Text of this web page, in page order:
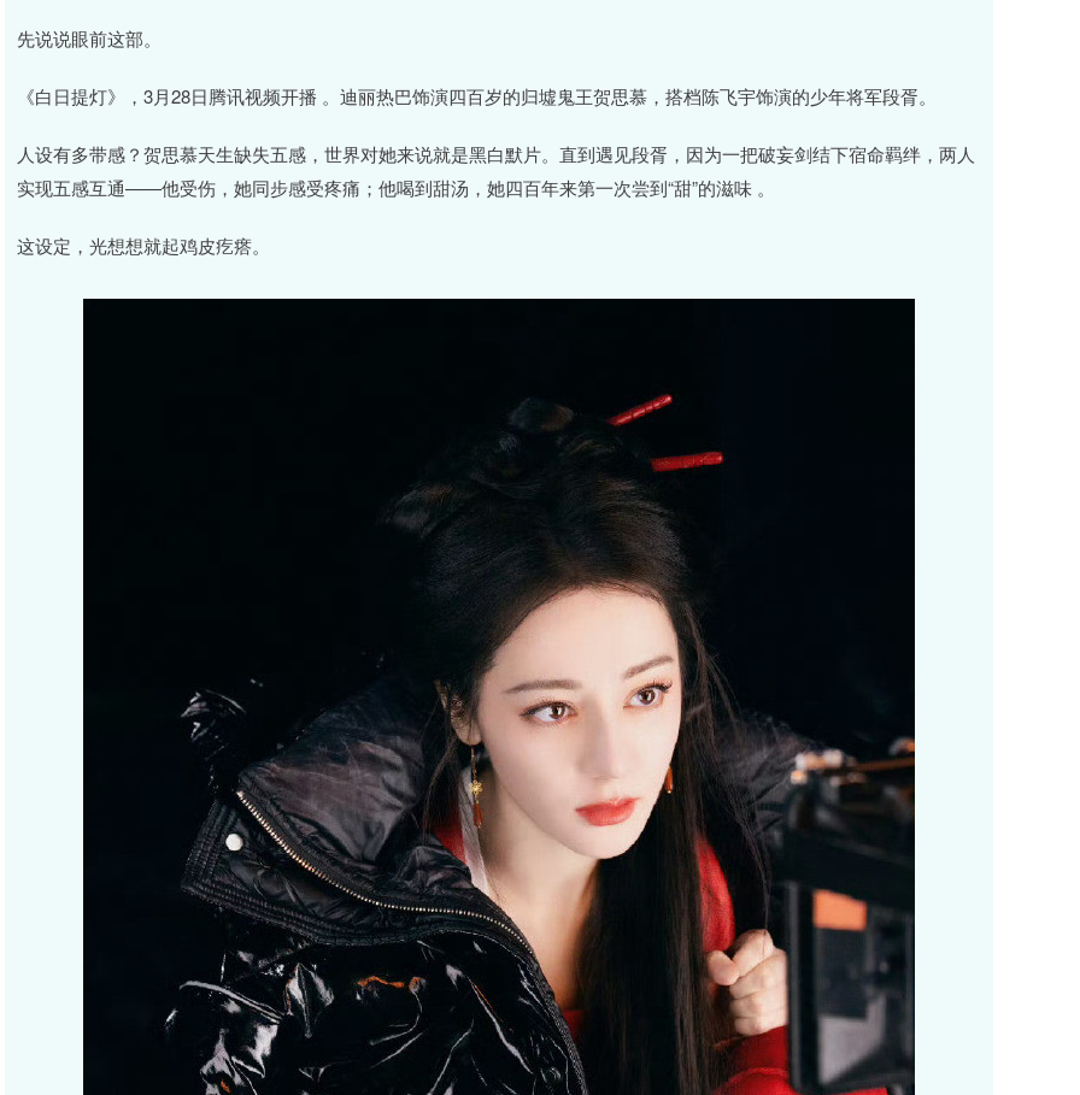
先说说眼前这部。
《白日提灯》，3月28日腾讯视频开播 。迪丽热巴饰演四百岁的归墟鬼王贺思慕，搭档陈飞宇饰演的少年将军段胥。
人设有多带感？贺思慕天生缺失五感，世界对她来说就是黑白默片。直到遇见段胥，因为一把破妄剑结下宿命羁绊，两人
实现五感互通——他受伤，她同步感受疼痛；他喝到甜汤，她四百年来第一次尝到“甜”的滋味 。
这设定，光想想就起鸡皮疙瘩。